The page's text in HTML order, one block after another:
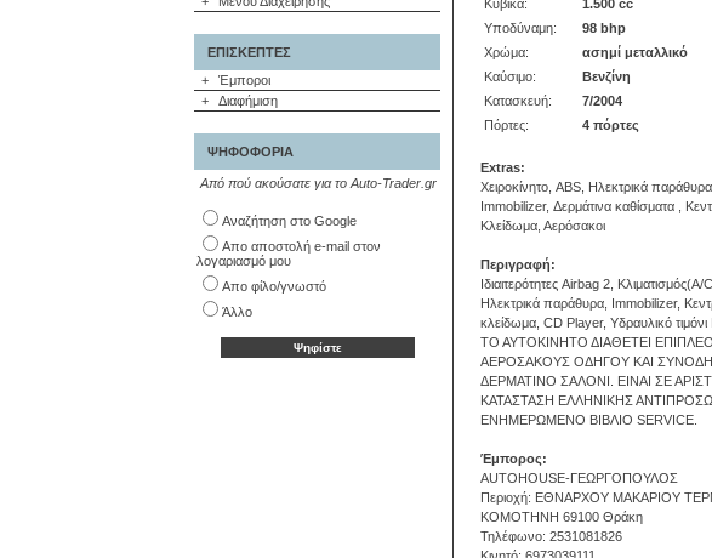
ΕΠΙΣΚΕΠΤΕΣ
+
Έμποροι
+
Διαφήμιση
ΨΗΦΟΦΟΡΙΑ
Από πού ακούσατε για το Auto-Trader.gr
Αναζήτηση στο Google
Απο αποστολή e-mail στον
λογαριασμό μου
Απο φίλο/γνωστό
Άλλο
Κυβικά:
1.500 cc
Υποδύναμη:
98 bhp
Χρώμα:
ασημί μεταλλικό
Καύσιμο:
Βενζίνη
Κατασκευή:
7/2004
Πόρτες:
4 πόρτες
Extras:
Χειροκίνητο, ABS, Ηλεκτρικά παράθυρα,
Immobilizer, Δερμάτινα καθίσματα ,
Κλείδωμα, Αερόσακοι
Περιγραφή:
Ιδιαιτερότητες Airbag 2, Κλιματισμός(A/
Ηλεκτρικά παράθυρα, Immobilizer,
κλείδωμα, CD Player, Υδραυλικό
ΤΟ ΑΥΤΟΚΙΝΗΤΟ ΔΙΑΘΕΤΕΙ
ΑΕΡΟΣΑΚΟΥΣ ΟΔΗΓΟΥ ΚΑΙ
ΔΕΡΜΑΤΙΝΟ ΣΑΛΟΝΙ. ΕΙΝΑΙ ΣΕ
ΚΑΤΑΣΤΑΣΗ ΕΛΛΗΝΙΚΗΣ
ΕΝΗΜΕΡΩΜΕΝΟ ΒΙΒΛΙΟ SERVICE.
Έμπορος:
AUTOHOUSE-ΓΕΩΡΓΟΠΟΥΛΟΣ
Περιοχή: ΕΘΝΑΡΧΟΥ ΜΑΚΑΡΙΟΥ
ΚΟΜΟΤΗΝΗ 69100 Θράκη
Τηλέφωνο: 2531081826